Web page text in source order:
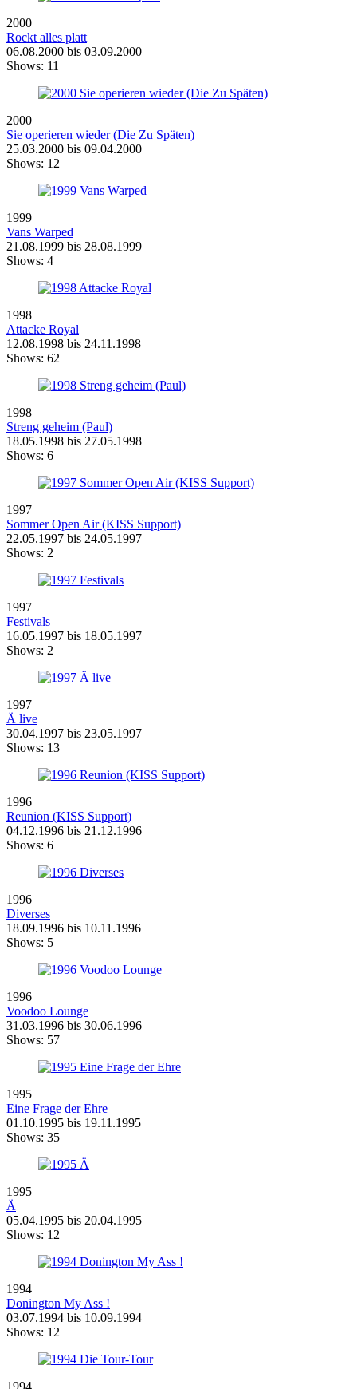
2000
Rockt alles platt
06.08.2000 bis 03.09.2000
Shows: 11
2000
Sie operieren wieder (Die Zu Späten)
25.03.2000 bis 09.04.2000
Shows: 12
1999
Vans Warped
21.08.1999 bis 28.08.1999
Shows: 4
1998
Attacke Royal
12.08.1998 bis 24.11.1998
Shows: 62
1998
Streng geheim (Paul)
18.05.1998 bis 27.05.1998
Shows: 6
1997
Sommer Open Air (KISS Support)
22.05.1997 bis 24.05.1997
Shows: 2
1997
Festivals
16.05.1997 bis 18.05.1997
Shows: 2
1997
Ä live
30.04.1997 bis 23.05.1997
Shows: 13
1996
Reunion (KISS Support)
04.12.1996 bis 21.12.1996
Shows: 6
1996
Diverses
18.09.1996 bis 10.11.1996
Shows: 5
1996
Voodoo Lounge
31.03.1996 bis 30.06.1996
Shows: 57
1995
Eine Frage der Ehre
01.10.1995 bis 19.11.1995
Shows: 35
1995
Ä
05.04.1995 bis 20.04.1995
Shows: 12
1994
Donington My Ass !
03.07.1994 bis 10.09.1994
Shows: 12
1994